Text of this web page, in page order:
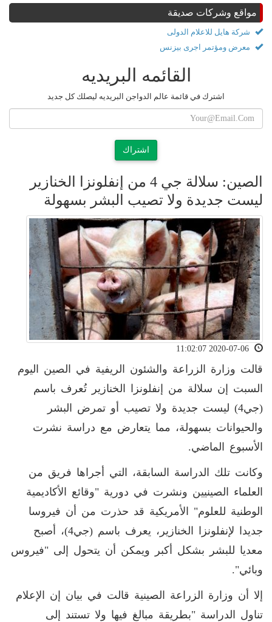
مواقع وشركات صديقة
شركة هايل للاعلام الدولى
معرض ومؤتمر اجرى بيزنس
القائمه البريديه
اشترك في قائمة عالم الدواجن البريديه ليصلك كل جديد
اشتراك
الصين: سلالة جي 4 من إنفلونزا الخنازير
ليست جديدة ولا تصيب البشر بسهولة
قالت وزارة الزراعة والشئون الريفية في الصين اليوم
السبت إن سلالة من إنفلونزا الخنازير تُعرف باسم
(جي4) ليست جديدة ولا تصيب أو تمرض البشر
والحيوانات بسهولة، مما يتعارض مع دراسة نشرت
الأسبوع الماضي.
وكانت تلك الدراسة السابقة، التي أجراها فريق من
العلماء الصينيين ونشرت في دورية "وقائع الأكاديمية
الوطنية للعلوم" الأمريكية قد حذرت من أن فيروسا
جديدا لإنفلونزا الخنازير، يعرف باسم (جي4)، أصبح
معديا للبشر بشكل أكبر ويمكن أن يتحول إلى "فيروس
وبائي".
إلا أن وزارة الزراعة الصينية قالت في بيان إن الإعلام
تناول الدراسة "بطريقة مبالغ فيها ولا تستند إلى